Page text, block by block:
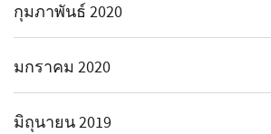
กุมภาพันธ์ 2020
มกราคม 2020
มิถุนายน 2019